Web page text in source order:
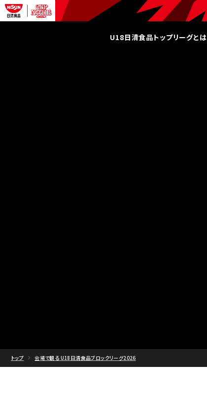
U18日清食品トップリーグとは
トップ 会場で観る U18日清食品ブロックリーグ2026